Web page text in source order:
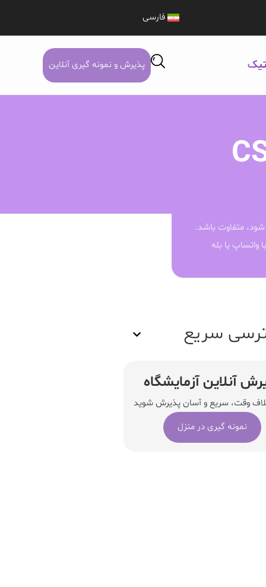
فارسی
پذیرش و نمونه گیری آنلاین
متفاوت باشد.
واتساپ یا بله
سریع
آنلاین آزمایشگاه
وقت، سریع و آسان پذیرش شوید
نمونه گیری در منزل